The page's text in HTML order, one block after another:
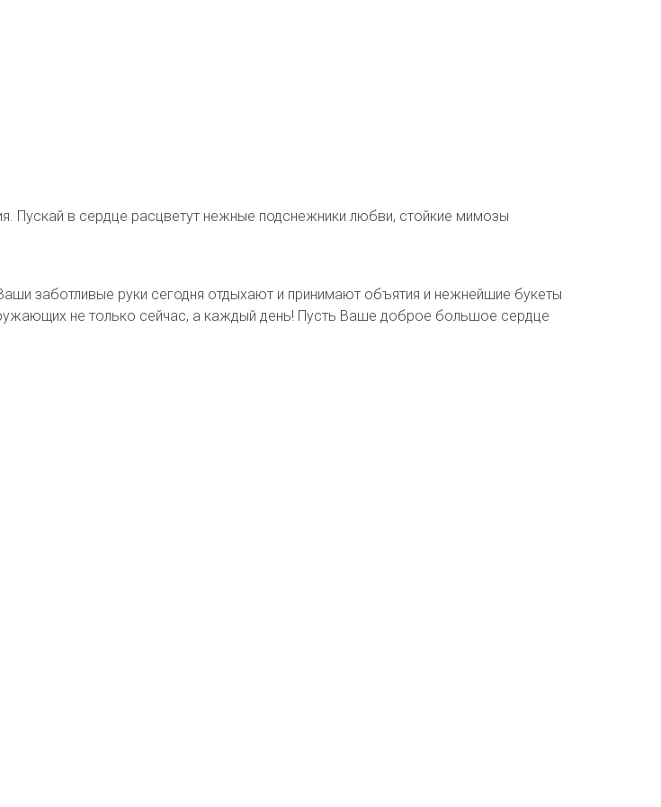
Пускай в сердце расцветут нежные подснежники любви, стойкие мимозы
заботливые руки сегодня отдыхают и принимают объятия и нежнейшие букеты
не только сейчас, а каждый день! Пусть Ваше доброе большое сердце